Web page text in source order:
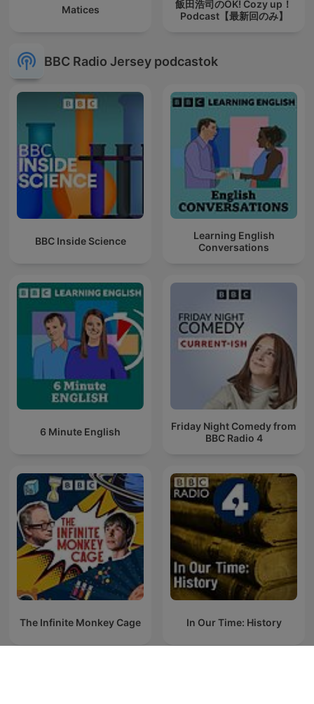
Matices
飯田浩司のOK! Cozy up！
Podcast【最新回のみ】
BBC Radio Jersey podcastok
BBC Inside Science
Learning English
Conversations
6 Minute English
Friday Night Comedy from
BBC Radio 4
The Infinite Monkey Cage In Our Time: History